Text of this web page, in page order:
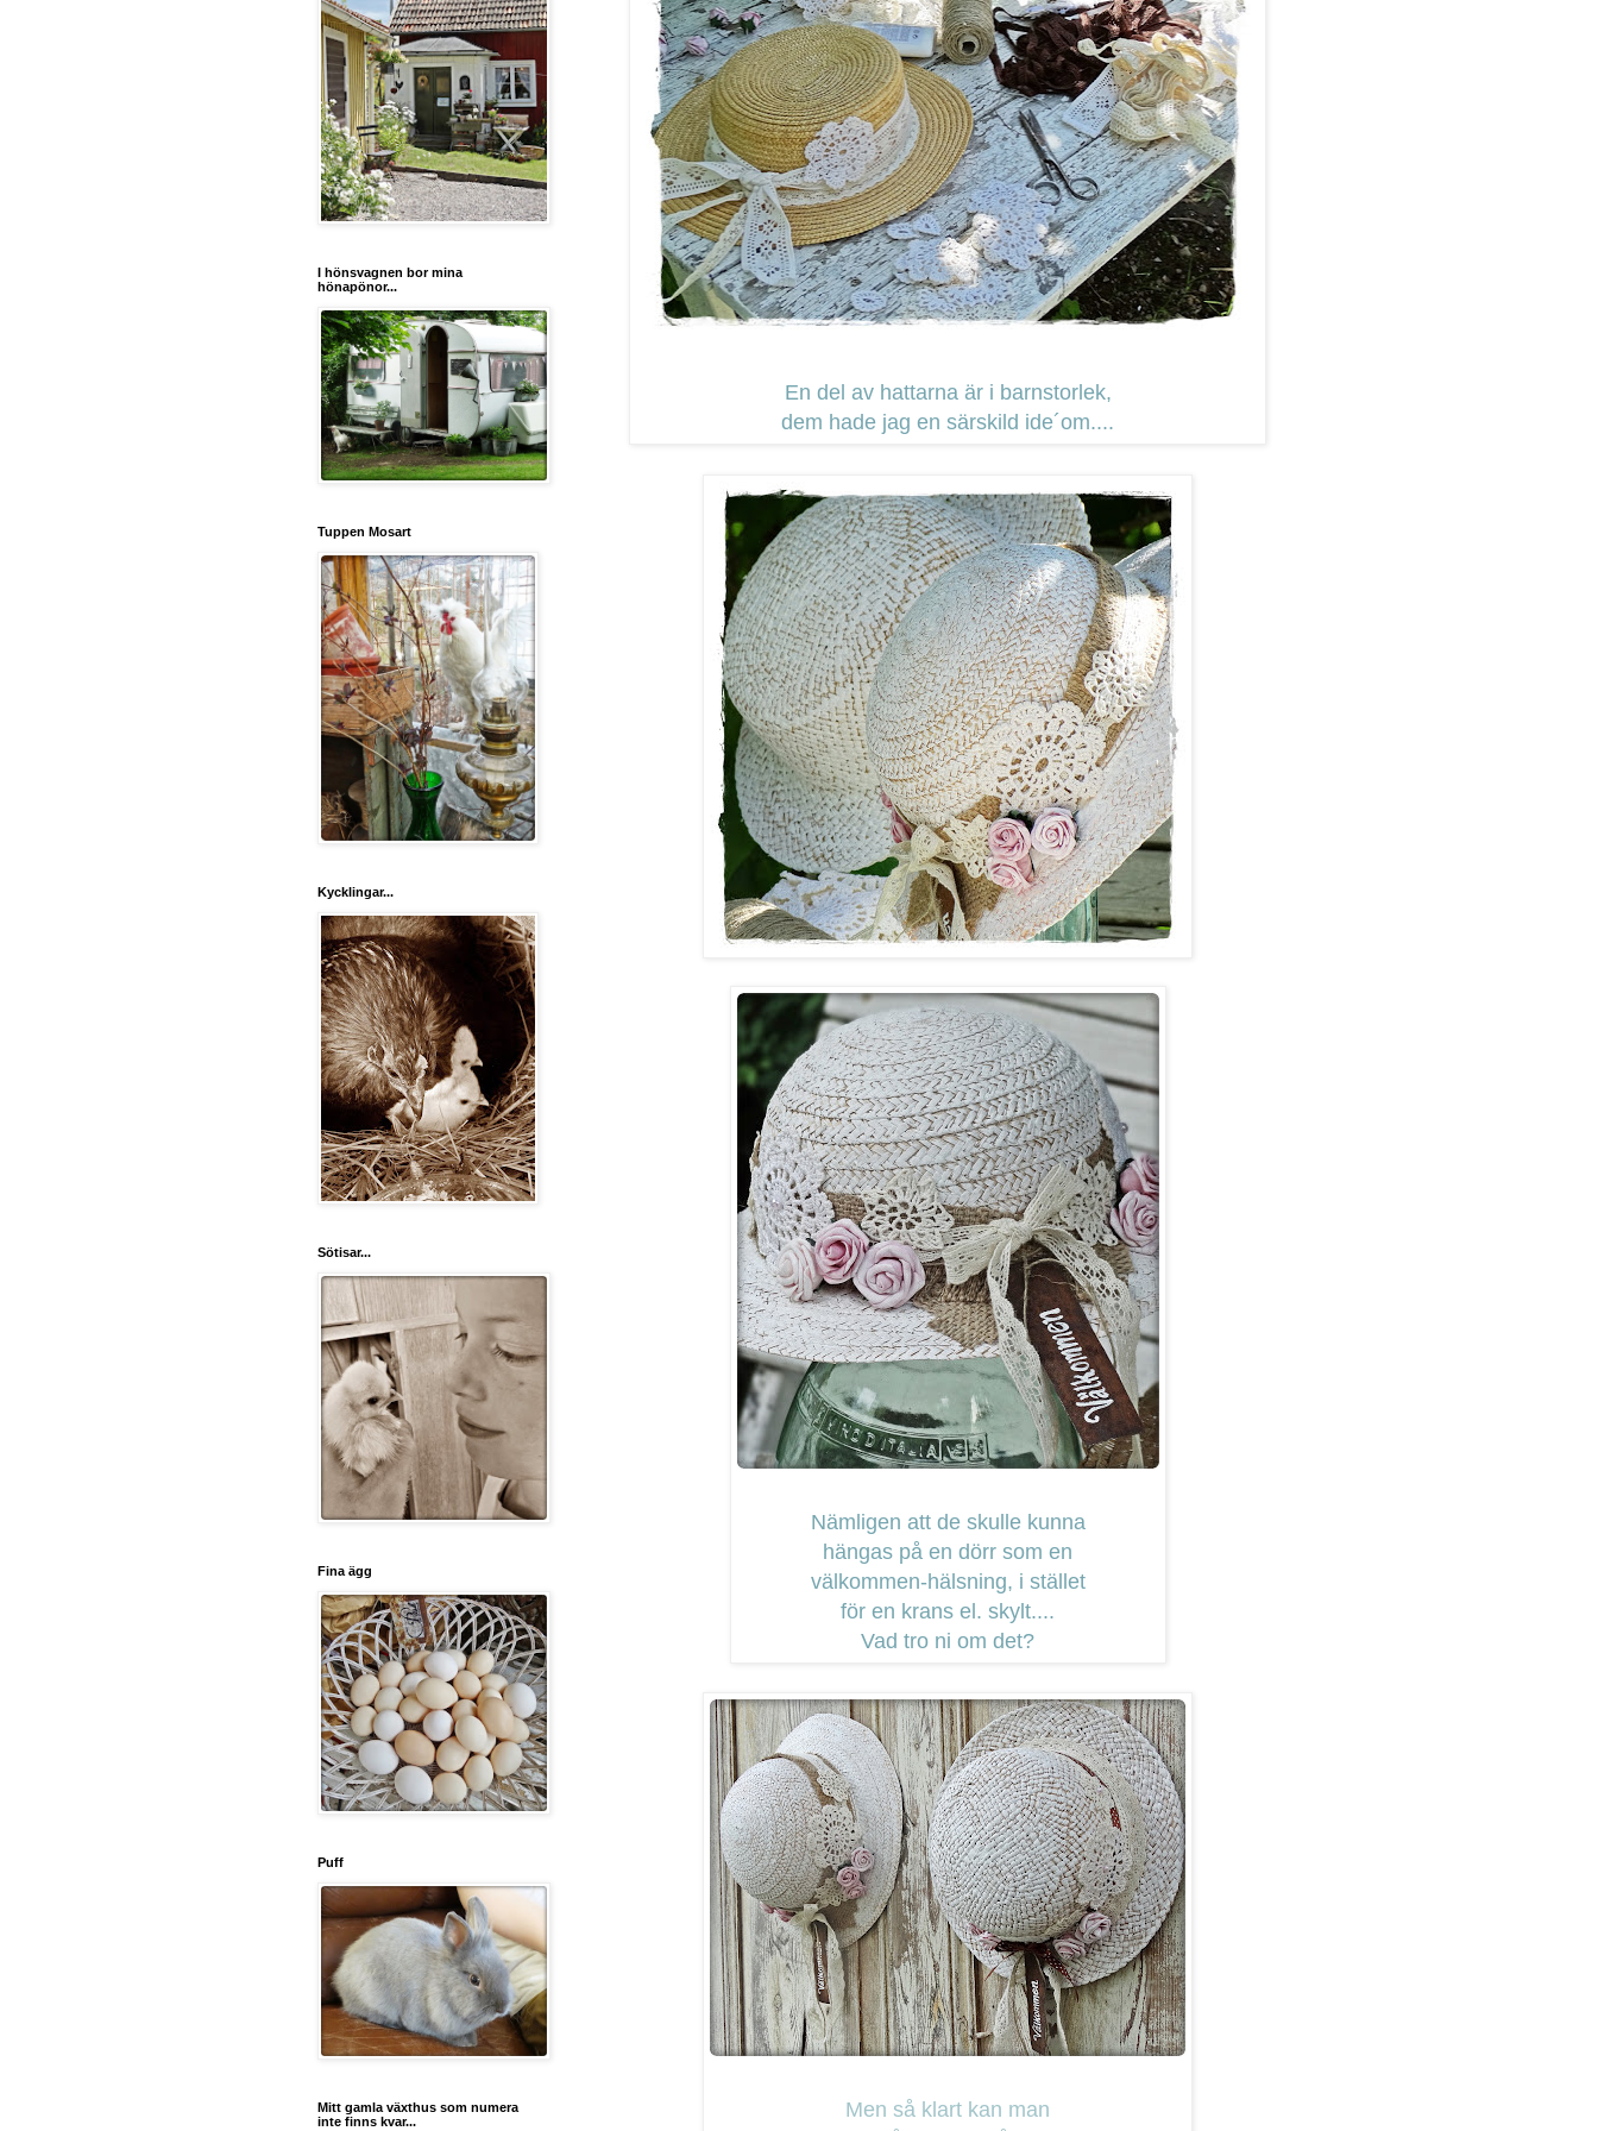
En del av hattarna är i barnstorlek,
dem hade jag en särskild ide´om....
Nämligen att de skulle kunna
hängas på en dörr som en
välkommen-hälsning, i stället
för en krans el. skylt....
Vad tro ni om det?
Men så klart kan man
I hönsvagnen bor mina
hönapönor...
Tuppen Mosart
Kycklingar...
Sötisar...
Fina ägg
Puff
Mitt gamla växthus som numera
inte finns kvar...